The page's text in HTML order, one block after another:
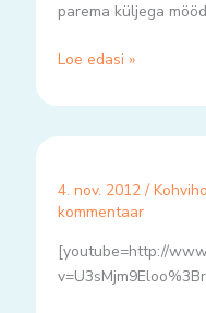
parema küljega
Loe edasi »
4. nov. 2012 /
kommentaar
[youtube=http://